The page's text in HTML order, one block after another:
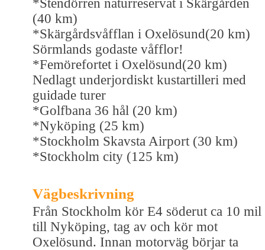
*Stendörren naturreservat i Skärgården
(40 km)
*Skärgårdsvåfflan i Oxelösund(20 km)
Sörmlands godaste våfflor!
*Femörefortet i Oxelösund(20 km)
Nedlagt underjordiskt kustartilleri med
guidade turer
*Golfbana 36 hål (20 km)
*Nyköping (25 km)
*Stockholm Skavsta Airport (30 km)
*Stockholm city (125 km)
Vägbeskrivning
Från Stockholm kör E4 söderut ca 10 mil
till Nyköping, tag av och kör mot
Oxelösund. Innan motorväg börjar ta